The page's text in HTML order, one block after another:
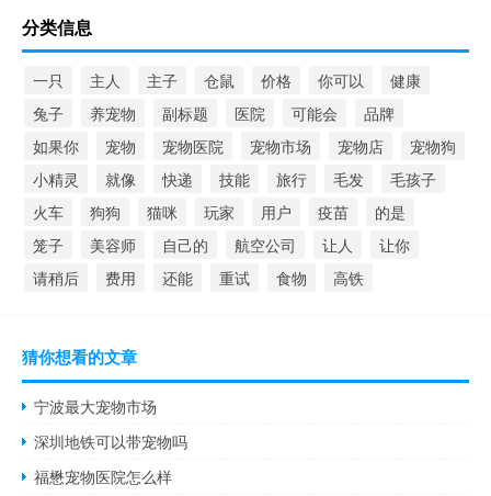
分类信息
一只 主人 主子 仓鼠 价格 你可以
健康
兔子
养宠物 副标题 医院 可能会
品牌
如果你
宠物 宠物医院 宠物市场 宠物店
宠物狗
小精灵
就像 快递 技能 旅行 毛发
毛孩子
火车
狗狗 猫咪 玩家 用户 疫苗
的是
笼子
美容师 自己的 航空公司 让人
让你
请稍后
费用 还能 重试 食物 高铁
猜你想看的文章
宁波最大宠物市场
深圳地铁可以带宠物吗
福懋宠物医院怎么样